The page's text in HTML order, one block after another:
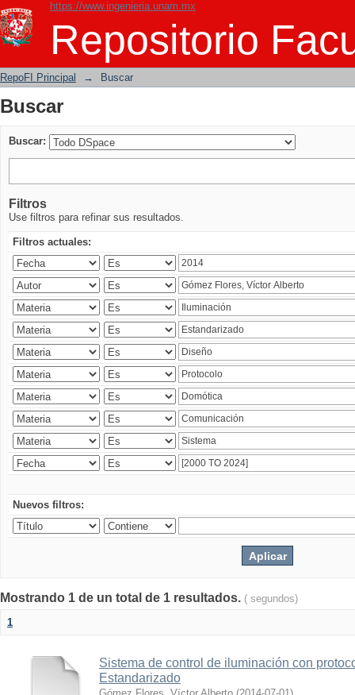
https://www.ingenieria.unam.mx
Repositorio
Buscar
RepoFI Principal → Buscar
Buscar
Buscar:
Filtros
Use filtros para refinar sus resultados.
Filtros actuales:
Nuevos filtros:
Mostrando 1 de un total de 1 resultados. ( segundos)
1
Sistema de control de iluminación con
Estandarizado